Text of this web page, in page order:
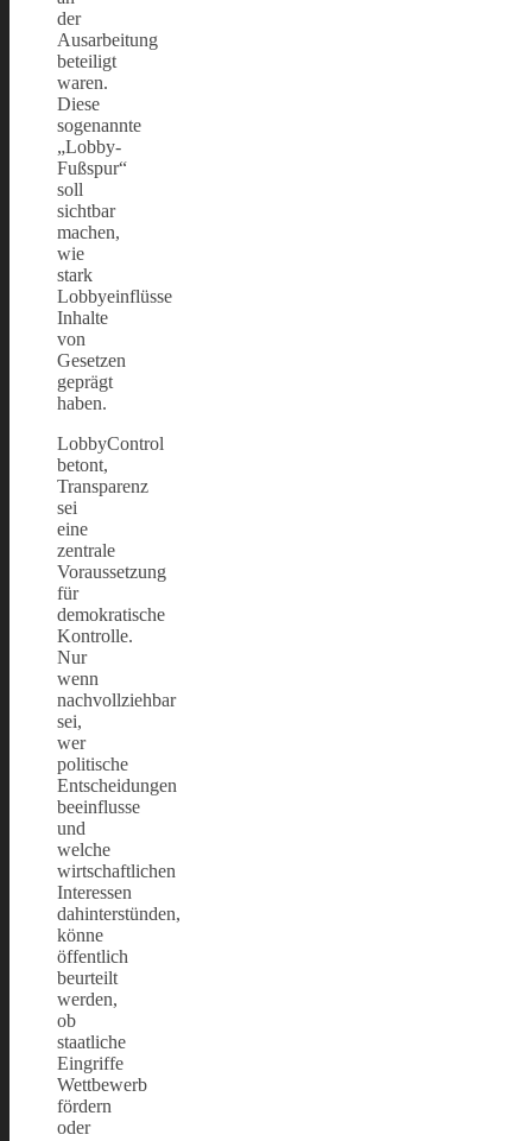
der
Ausarbeitung
beteiligt
waren.
Diese
sogenannte
„Lobby-
Fußspur“
soll
sichtbar
machen,
wie
stark
Lobbyeinflüsse
Inhalte
von
Gesetzen
geprägt
haben.
LobbyControl
betont,
Transparenz
sei
eine
zentrale
Voraussetzung
für
demokratische
Kontrolle.
Nur
wenn
nachvollziehbar
sei,
wer
politische
Entscheidungen
beeinflusse
und
welche
wirtschaftlichen
Interessen
dahinterstünden,
könne
öffentlich
beurteilt
werden,
ob
staatliche
Eingriffe
Wettbewerb
fördern
oder